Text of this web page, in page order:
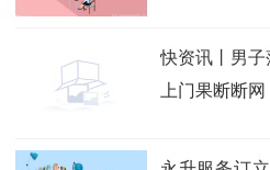
快资讯丨男
上门果断断网